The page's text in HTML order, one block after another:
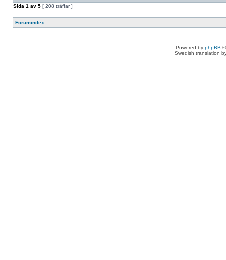
Sida 1 av 5 [ 208 träffar ]
Forumindex
Powered by phpBB
Swedish translation